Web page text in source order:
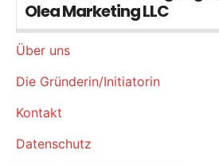
Olea Marketing LLC
Über uns
Die Gründerin/Initiatorin
Kontakt
Datenschutz